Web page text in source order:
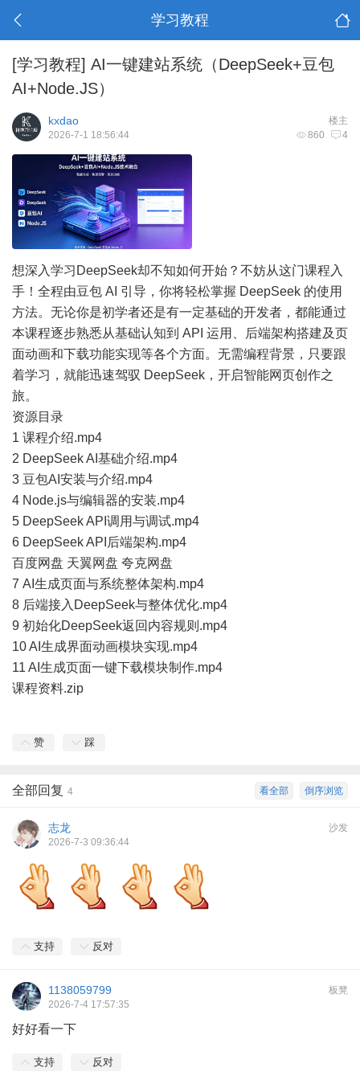
学习教程
[学习教程] AI一键建站系统（DeepSeek+豆包
AI+Node.JS）
楼主
kxdao
860 4
2026-7-1 18:56:44
想深入学习DeepSeek却不知如何开始？不妨从这门课程入
手！全程由豆包 AI 引导，你将轻松掌握 DeepSeek 的使用
方法。无论你是初学者还是有一定基础的开发者，都能通过
本课程逐步熟悉从基础认知到 API 运用、后端架构搭建及页
面动画和下载功能实现等各个方面。无需编程背景，只要跟
着学习，就能迅速驾驭 DeepSeek，开启智能网页创作之
旅。
资源目录
1 课程介绍.mp4
2 DeepSeek AI基础介绍.mp4
3 豆包AI安装与介绍.mp4
4 Node.js与编辑器的安装.mp4
5 DeepSeek API调用与调试.mp4
6 DeepSeek API后端架构.mp4
百度网盘 天翼网盘 夸克网盘
7 AI生成页面与系统整体架构.mp4
8 后端接入DeepSeek与整体优化.mp4
9 初始化DeepSeek返回内容规则.mp4
10 AI生成界面动画模块实现.mp4
11 AI生成页面一键下载模块制作.mp4
课程资料.zip
赞 踩
倒序浏览
看全部
全部回复 4
沙发
志龙
2026-7-3 09:36:44
支持 反对
板凳
1138059799
2026-7-4 17:57:35
好好看一下
支持 反对